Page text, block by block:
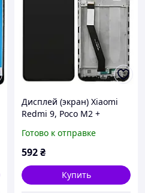
Дисплей (экран) Xiaomi
Redmi 9, Poco M2 +
Готово к отправке
592₴
Купить